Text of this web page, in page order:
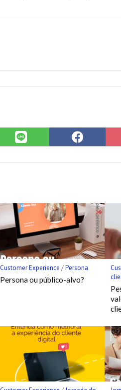
Share
on
Share
on
Customer Experience /Persona
Persona ou público-alvo?